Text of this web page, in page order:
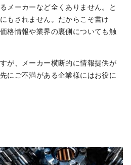
メーカーなど全くありません。と
もされません。だからこそ書け
格情報や業界の裏側についても触
が、メーカー横断的に情報提供が
にご不満がある企業様にはお役に